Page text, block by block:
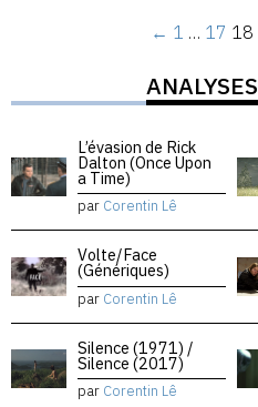
← 1 … 17 18
ANALYSES
L’évasion de Rick
Dalton (Once Upon
a Time)
par Corentin Lê
Volte/Face
(Génériques)
par Corentin Lê
Silence (1971) /
Silence (2017)
par Corentin Lê